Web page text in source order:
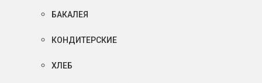
БАКАЛЕЯ
КОНДИТЕРСКИЕ
ХЛЕБ